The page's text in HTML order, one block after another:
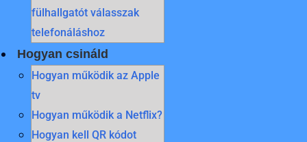
fülhallgatót válasszak
telefonáláshoz
Hogyan csináld
Hogyan működik az Apple
tv
Hogyan működik a Netflix?
Hogyan kell QR kódot